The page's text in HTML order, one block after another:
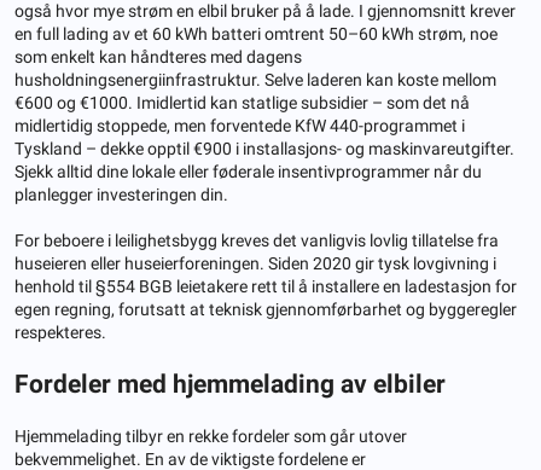
også hvor mye strøm en elbil bruker på å lade. I gjennomsnitt krever
en full lading av et 60 kWh batteri omtrent 50–60 kWh strøm, noe
som enkelt kan håndteres med dagens
husholdningsenergiinfrastruktur. Selve laderen kan koste mellom
€600 og €1000. Imidlertid kan statlige subsidier – som det nå
midlertidig stoppede, men forventede KfW 440-programmet i
Tyskland – dekke opptil €900 i installasjons- og maskinvareutgifter.
Sjekk alltid dine lokale eller føderale insentivprogrammer når du
planlegger investeringen din.
For beboere i leilighetsbygg kreves det vanligvis lovlig tillatelse fra
huseieren eller huseierforeningen. Siden 2020 gir tysk lovgivning i
henhold til §554 BGB leietakere rett til å installere en ladestasjon for
egen regning, forutsatt at teknisk gjennomførbarhet og byggeregler
respekteres.
Fordeler med hjemmelading av elbiler
Hjemmelading tilbyr en rekke fordeler som går utover
bekvemmelighet. En av de viktigste fordelene er